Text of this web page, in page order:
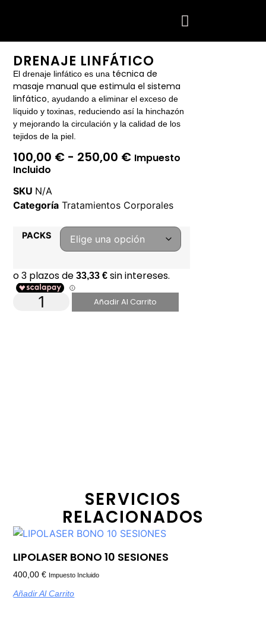
DRENAJE LINFÁTICO
El drenaje linfático es una técnica de
masaje manual que estimula el sistema
linfático, ayudando a eliminar el exceso de
líquido y toxinas, reduciendo así la hinchazón
y mejorando la circulación y la calidad de los
tejidos de la piel.
100,00 € - 250,00 € Impuesto
Incluido
SKU N/A
Categoría Tratamientos Corporales
PACKS
Añadir Al Carrito
SERVICIOS
RELACIONADOS
LIPOLASER BONO 10 SESIONES
400,00€ Impuesto Incluido
Añadir Al Carrito